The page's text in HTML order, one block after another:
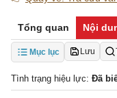
Tổng quan Nội
Mục lục Lưu
Tình trạng hiệu lực: Đã